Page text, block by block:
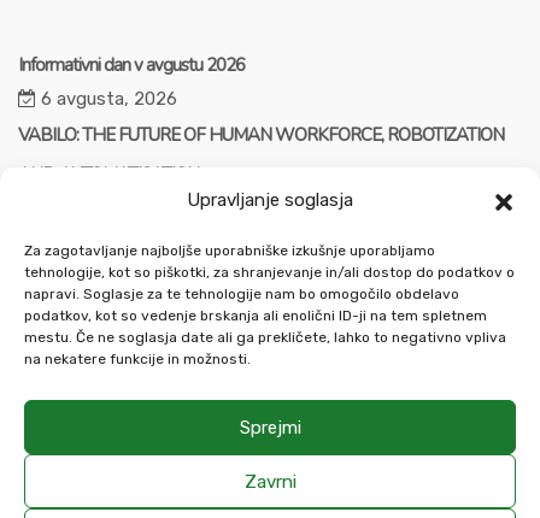
Upravljanje soglasja
Za zagotavljanje najboljše uporabniške izkušnje uporabljamo
tehnologije, kot so piškotki, za shranjevanje in/ali dostop do podatkov o
napravi. Soglasje za te tehnologije nam bo omogočilo obdelavo
podatkov, kot so vedenje brskanja ali enolični ID-ji na tem spletnem
mestu. Če ne soglasja date ali ga prekličete, lahko to negativno vpliva
na nekatere funkcije in možnosti.
Sprejmi
Zavrni
Informativni dan v avgustu 2026
6 avgusta, 2026
VABILO: THE FUTURE OF HUMAN WORKFORCE, ROBOTIZATION
AND AUTOMATISATION
ZAPOSLITEV: Pravnik – vodja enote v visokošolski dejavnosti (m/ž)
21 julija, 2026